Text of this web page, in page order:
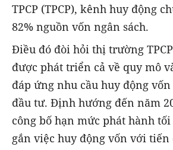
TPCP (TPCP), kênh huy động
82% nguồn vốn ngân sách.
Điều đó đòi hỏi thị trường
được phát triển cả về quy mô
đáp ứng nhu cầu huy động
đầu tư. Định hướng đến năm
công bố hạn mức phát hành
gắn việc huy động vốn với